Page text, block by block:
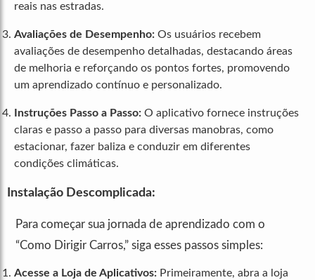
reais nas estradas.
Avaliações de Desempenho: Os usuários recebem
avaliações de desempenho detalhadas, destacando áreas
de melhoria e reforçando os pontos fortes, promovendo
um aprendizado contínuo e personalizado.
Instruções Passo a Passo: O aplicativo fornece instruções
claras e passo a passo para diversas manobras, como
estacionar, fazer baliza e conduzir em diferentes
condições climáticas.
Instalação Descomplicada:
Para começar sua jornada de aprendizado com o
“Como Dirigir Carros,” siga esses passos simples:
Acesse a Loja de Aplicativos: Primeiramente, abra a loja